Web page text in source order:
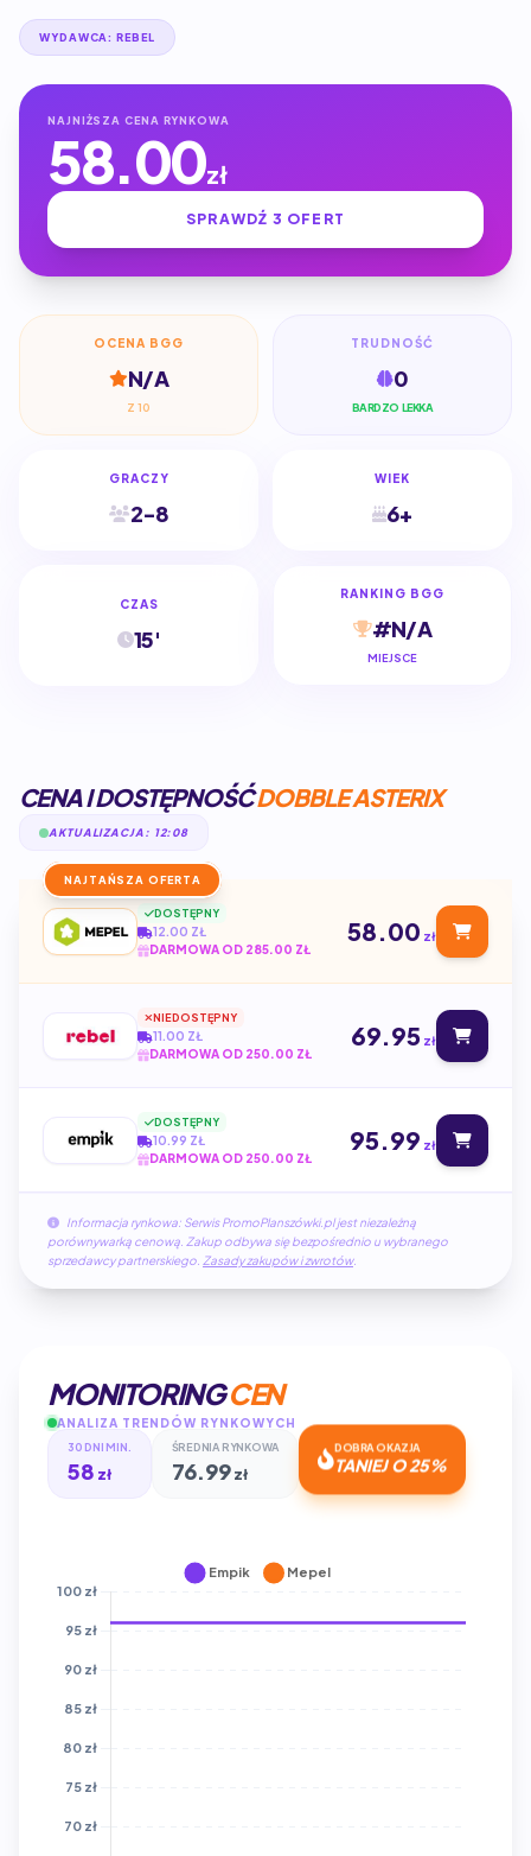
WYDAWCA: REBEL
NAJNIŻSZA CENA RYNKOWA
58.00zł
SPRAWDŹ 3 OFERT
OCENA BGG
N/A
Z 10
TRUDNOŚĆ
0
BARDZO LEKKA
GRACZY
2-8
WIEK
6+
CZAS
15'
RANKING BGG
#N/A
MIEJSCE
CENA I DOSTĘPNOŚĆDOBBLE ASTERIX
AKTUALIZACJA: 12:08
NAJTAŃSZA OFERTA
DOSTĘPNY
12.00 ZŁ
DARMOWA OD 285.00 ZŁ
58.00 zł
NIEDOSTĘPNY
11.00 ZŁ
DARMOWA OD 250.00 ZŁ
69.95 zł
DOSTĘPNY
10.99 ZŁ
DARMOWA OD 250.00 ZŁ
95.99 zł
Informacja rynkowa: Serwis PromoPlanszówki.pl jest niezależną
porównywarką cenową. Zakup odbywa się bezpośrednio u wybranego
sprzedawcy partnerskiego. Zasady zakupów i zwrotów.
MONITORINGCEN
ANALIZA TRENDÓW RYNKOWYCH
30 DNI MIN.
58 zł
ŚREDNIA RYNKOWA
76.99 zł
DOBRA OKAZJA
TANIEJ O 25%